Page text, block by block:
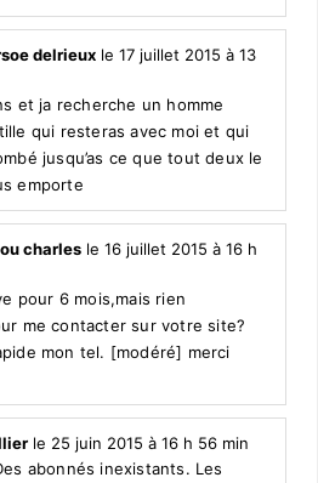
delrieux le 17 juillet 2015 à 13
et ja recherche un homme
qui resteras avec moi et qui
jusqu’as ce que tout deux le
emporte
charles le 16 juillet 2015 à 16 h
pour 6 mois,mais rien
me contacter sur votre site?
mon tel. [modéré] merci
le 25 juin 2015 à 16 h 56 min
abonnés inexistants. Les